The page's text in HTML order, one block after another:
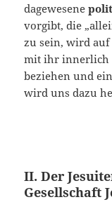
dagewesene
vorgibt, die
zu sein, wird
mit ihr innerlich
beziehen und
wird uns dazu
II. Der
Gesellschaft